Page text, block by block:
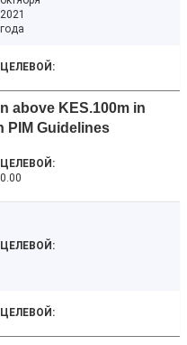
2021
года
above KES.100m in
PIM Guidelines
0.00